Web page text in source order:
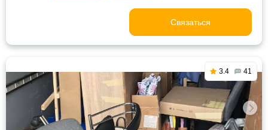
Связаться
3.4 41